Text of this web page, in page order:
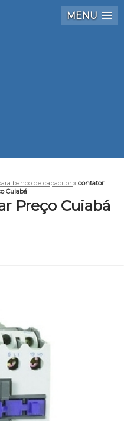
MENU
banco de capacitor » contator
Cuiabá
Preço Cuiabá